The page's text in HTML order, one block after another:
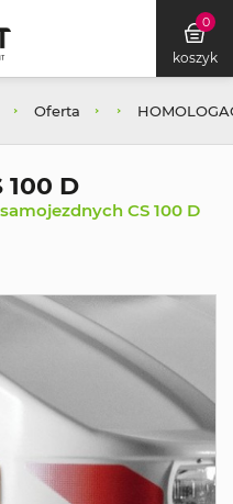
0
koszyk
Oferta
100 D
CS 100 D